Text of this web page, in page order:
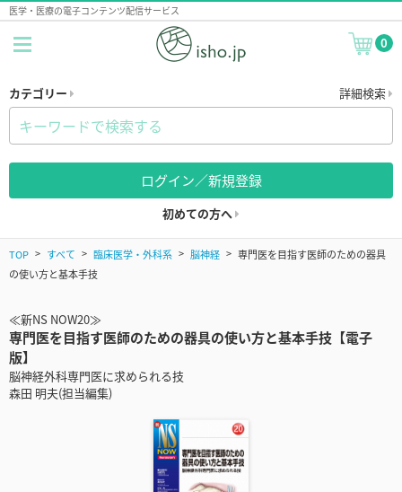
医学・医療の電子コンテンツ配信サービス
0
カテゴリー 詳細検索
ログイン／新規登録
初めての方へ
TOP すべて 臨床医学・外科系 脳神経
専門医を目指す医師のための器具
の使い方と基本手技
≪新NS NOW20≫
専門医を目指す医師のための器具の使い方と基本手技【電子
版】
脳神経外科専門医に求められる技
森田 明夫(担当編集)